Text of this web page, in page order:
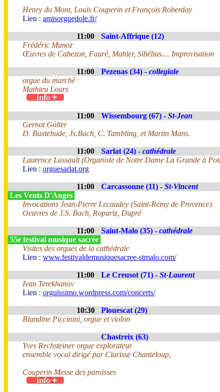
Henry du Mont, Louis Couperin et François Roberday
Lien : amisorguedole.fr/
11:00
Saint-Affrique (12)
Frédéric Munoz
Œuvres de Cabezon, Fauré, Mahler, Sibélius.... Improvisation
11:00 Pezenas (34) - collegiale
orgue du marché
Mathieu Lours
11:00 Wissembourg (67) - St-Jean
Gernot Gölter
D. Buxtehude, Js.Bach, C. Tambling, et Martin Mans.
11:00 Sarlat (24) - cathédrale
Laurence Lussault (Organiste de Notre Dame La Grande à
Lien : orguesarlat.org
11:00 Carcassonne (11) - St-Vincent
Les Vents D'Anges
Invocations Jean-Pierre Lecaudey (Saint-Rémy de Provence).
Oeuvres de J.S. Bach, Ropartz, Dupré
11:00 Saint-Malo (35) - cathédrale
55e festival musique sacrée
Visites des orgues de la cathédrale
Lien : www.festivaldemusiquesacree-stmalo.com/
11:00 Le Creusot (71) - St-Laurent
Ivan Terekhanov
Lien : orguissimo.wordpress.com/concerts/
10:30
Plouescat (29)
Blandine Piccinini, orgue et violon
Chastreix (63)
Yves Rechsteiner orgue explorateur
ensemble vocal dirigé par Clarisse Chanteloup,
Couperin Messe des paroisses